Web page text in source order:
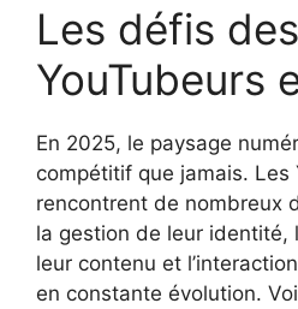
Les défis des
YouTubeurs
En 2025, le paysage
compétitif que jamais. Les
rencontrent de nombreux
la gestion de leur identité,
leur contenu et
en constante évolution.